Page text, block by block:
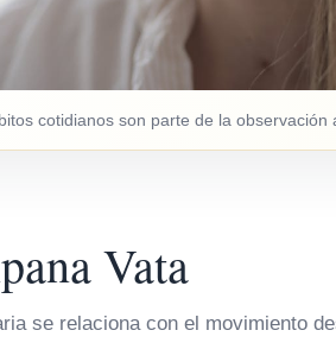
cotidianos son parte de la observación
Vata
se relaciona con el movimiento